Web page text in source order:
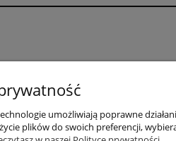
umożliwiają poprawne
plików do swoich preferencji,